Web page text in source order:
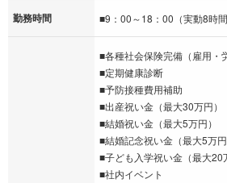
勤務時間 ■9：00～18：00（実動8時間
■各種社会保険完備（雇用・
■定期健康診断
■予防接種費用補助
■出産祝い金（最大30万円）
■結婚祝い金（最大5万円）
■結婚記念祝い金（最大5万円
■子ども入学祝い金（最大20
■社内イベント